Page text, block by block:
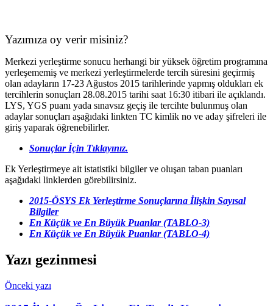
Yazımıza oy verir misiniz?
Merkezi yerleştirme sonucu herhangi bir yüksek öğretim programına
yerleşememiş ve merkezi yerleştirmelerde tercih süresini geçirmiş
olan adayların 17-23 Ağustos 2015 tarihlerinde yapmış oldukları ek
tercihlerin sonuçları 28.08.2015 tarihi saat 16:30 itibari ile açıklandı.
LYS, YGS puanı yada sınavsız geçiş ile tercihte bulunmuş olan
adaylar sonuçları aşağıdaki linkten TC kimlik no ve aday şifreleri ile
giriş yaparak öğrenebilirler.
Sonuçlar İçin Tıklayınız.
Ek Yerleştirmeye ait istatistiki bilgiler ve oluşan taban puanları
aşağıdaki linklerden görebilirsiniz.
2015-ÖSYS Ek Yerleştirme Sonuçlarına İlişkin Sayısal
Bilgiler
En Küçük ve En Büyük Puanlar (TABLO-3)
En Küçük ve En Büyük Puanlar (TABLO-4)
Yazı gezinmesi
Önceki yazı